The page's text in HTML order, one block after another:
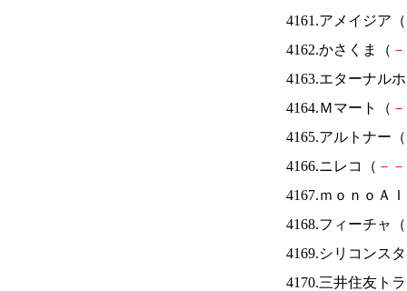
4161.アメイジア（
4162.かさくま（ －
4163.エターナル
4164.Ｍマート（ －
4165.アルトナー（
4166.ニレコ（ － －
4167.ｍｏｎｏＡ
4168.フィーチャ（
4169.シリコンス
4170.三井住友ト